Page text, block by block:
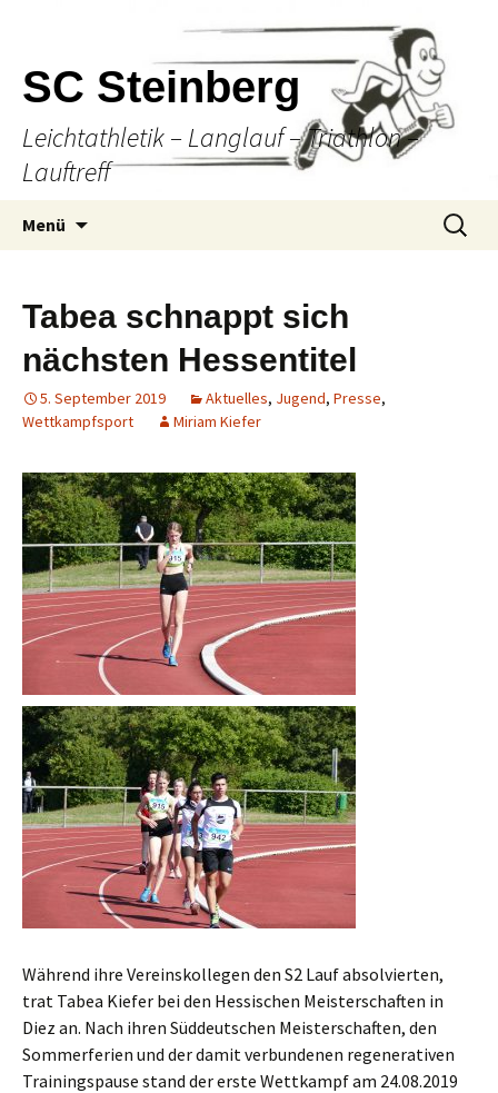
SC Steinberg
Leichtathletik – Langlauf – Triathlon –
Lauftreff
Menü
Suche
nach:
Tabea schnappt sich
nächsten Hessentitel
5. September 2019 Aktuelles, Jugend, Presse,
Wettkampfsport
Miriam Kiefer
Während ihre Vereinskollegen den S2 Lauf absolvierten,
trat Tabea Kiefer bei den Hessischen Meisterschaften in
Diez an. Nach ihren Süddeutschen Meisterschaften, den
Sommerferien und der damit verbundenen regenerativen
Trainingspause stand der erste Wettkampf am 24.08.2019